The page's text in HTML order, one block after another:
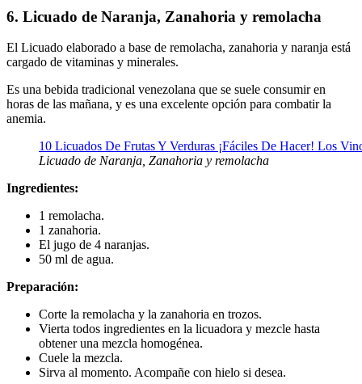
6. Licuado de Naranja, Zanahoria y remolacha
El Licuado elaborado a base de remolacha, zanahoria y naranja está
cargado de vitaminas y minerales.
Es una bebida tradicional venezolana que se suele consumir en
horas de las mañana, y es una excelente opción para combatir la
anemia.
Licuado de Naranja, Zanahoria y remolacha
Ingredientes:
1 remolacha.
1 zanahoria.
El jugo de 4 naranjas.
50 ml de agua.
Preparación:
Corte la remolacha y la zanahoria en trozos.
Vierta todos ingredientes en la licuadora y mezcle hasta
obtener una mezcla homogénea.
Cuele la mezcla.
Sirva al momento. Acompañe con hielo si desea.